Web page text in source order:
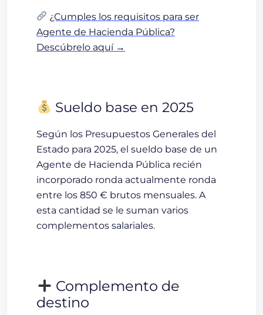
¿Cumples los requisitos para ser
Agente de Hacienda Pública?
Descúbrelo aquí →
Sueldo base en 2025
Según los Presupuestos Generales del
Estado para 2025, el sueldo base de un
Agente de Hacienda Pública recién
incorporado ronda actualmente ronda
entre los 850 € brutos mensuales. A
esta cantidad se le suman varios
complementos salariales.
Complemento de
destino